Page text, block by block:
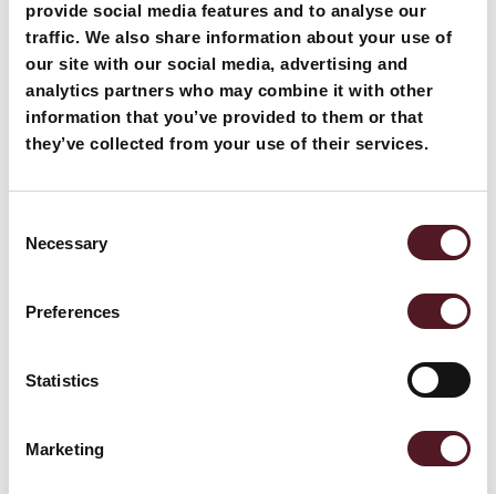
provide social media features and to analyse our
traffic. We also share information about your use of
our site with our social media, advertising and
analytics partners who may combine it with other
information that you’ve provided to them or that
they’ve collected from your use of their services.
Selection
Necessary
Preferences
Statistics
Marketing
Verantwortlichfür den Inhalt nach § 55 Abs. 2 RStV
Charles Fletcher & Rick Briston
c/o Redpack Europe GmbH
An den Eichen 12
42699 Solingen,
Deutschland
nachhaltig verpacken?
Lösungen erfahren möchten, nehmen Sie gerne
Kontakt zu uns auf. Gerne analysieren wir gemeinsam
mit Ihnen Ihren aktuellen Bedarf und erstellen im
Nachgang ein maßgeschneidertes Angebot.
Ihre Produktion befindet sich in England oder Polen?
Hier geht es zu unseren Verpackungsmaschinen für